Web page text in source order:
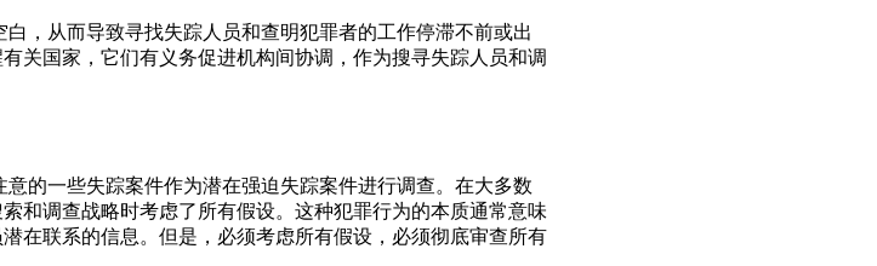
，从而导致寻找失踪人员和查明犯罪者的工作停滞不前或出
关国家，它们有义务促进机构间协调，作为搜寻失踪人员和调
的一些失踪案件作为潜在强迫失踪案件进行调查。在大多数
和调查战略时考虑了所有假设。这种犯罪行为的本质通常意味
在联系的信息。但是，必须考虑所有假设，必须彻底审查所有